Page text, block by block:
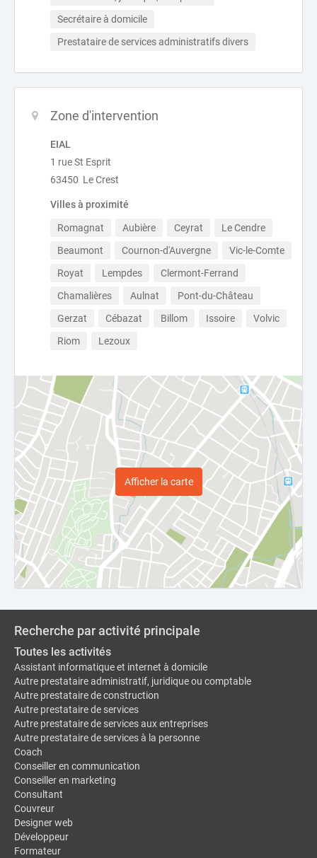
Secrétaire à domicile
Prestataire de services administratifs divers
Zone d'intervention
EIAL
1 rue St Esprit
63450 Le Crest
Villes à proximité
Romagnat Aubière Ceyrat
Le Cendre
Beaumont
Cournon-d'Auvergne
Vic-le-Comte
Royat
Lempdes
Clermont-Ferrand
Chamalières
Aulnat
Pont-du-Château
Gerzat
Cébazat Billom Issoire
Volvic
Riom
Lezoux
Afficher la carte
Recherche par activité principale
Toutes les activités
Assistant informatique et internet à domicile
Autre prestataire administratif, juridique ou comptable
Autre prestataire de construction
Autre prestataire de services
Autre prestataire de services aux entreprises
Autre prestataire de services à la personne
Coach
Conseiller en communication
Conseiller en marketing
Consultant
Couvreur
Designer web
Développeur
Formateur